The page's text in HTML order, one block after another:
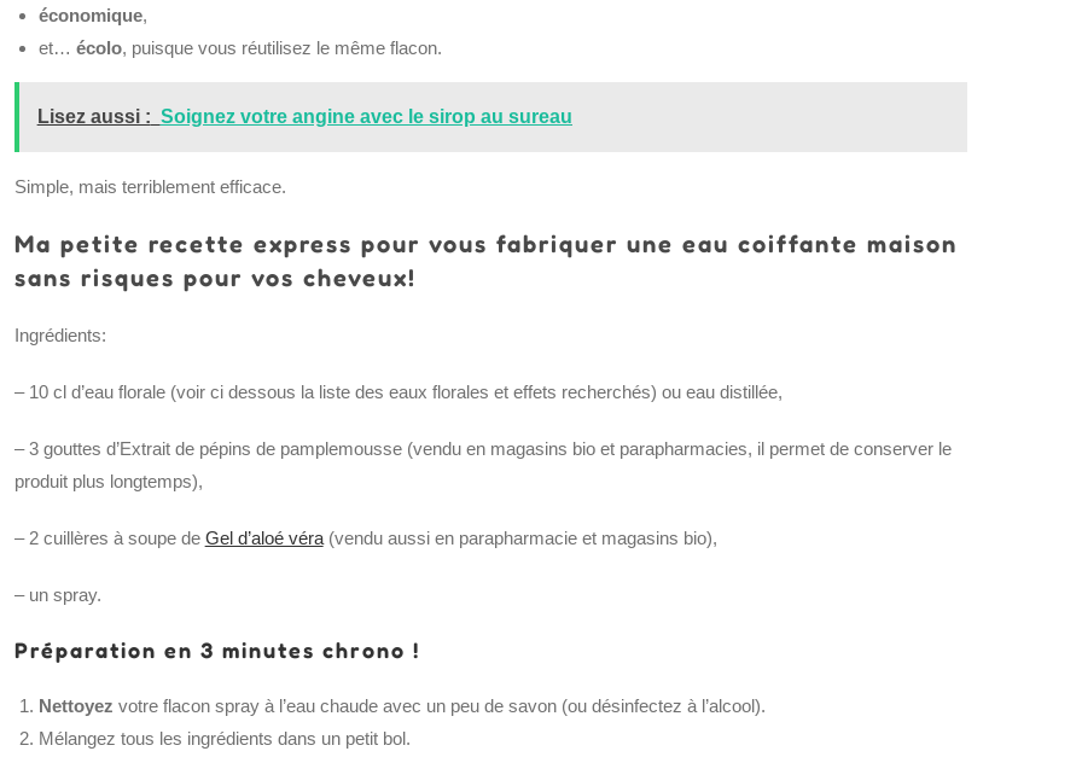
économique,
et… écolo, puisque vous réutilisez le même flacon.
Lisez aussi : Soignez votre angine avec le sirop au sureau
Simple, mais terriblement efficace.
Ma petite recette express pour vous fabriquer une eau coiffante maison
sans risques pour vos cheveux!
Ingrédients:
– 10 cl d’eau florale (voir ci dessous la liste des eaux florales et effets recherchés) ou eau distillée,
– 3 gouttes d’Extrait de pépins de pamplemousse (vendu en magasins bio et parapharmacies, il permet de conserver le
produit plus longtemps),
– 2 cuillères à soupe de Gel d’aloé véra(vendu aussi en parapharmacie et magasins bio),
– un spray.
Préparation en 3 minutes chrono !
Nettoyez votre flacon spray à l’eau chaude avec un peu de savon (ou désinfectez à l’alcool).
Mélangez tous les ingrédients dans un petit bol.